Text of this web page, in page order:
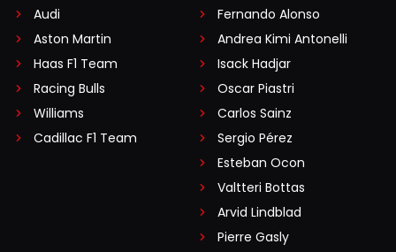
Audi
Aston Martin
Haas F1 Team
Racing Bulls
Williams
Cadillac F1 Team
Fernando Alonso
Andrea Kimi Antonelli
Isack Hadjar
Oscar Piastri
Carlos Sainz
Sergio Pérez
Esteban Ocon
Valtteri Bottas
Arvid Lindblad
Pierre Gasly